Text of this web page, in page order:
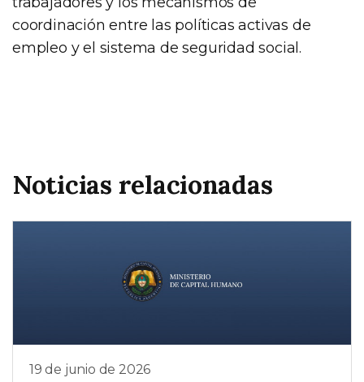
coordinación entre las políticas activas de
empleo y el sistema de seguridad social.
Noticias relacionadas
19 de junio de 2026